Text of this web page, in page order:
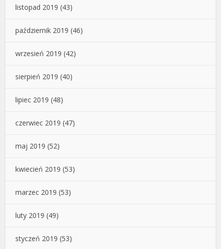
listopad 2019 (43)
październik 2019 (46)
wrzesień 2019 (42)
sierpień 2019 (40)
lipiec 2019 (48)
czerwiec 2019 (47)
maj 2019 (52)
kwiecień 2019 (53)
marzec 2019 (53)
luty 2019 (49)
styczeń 2019 (53)